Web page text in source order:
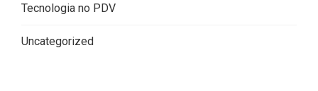
Tecnologia no PDV
Uncategorized